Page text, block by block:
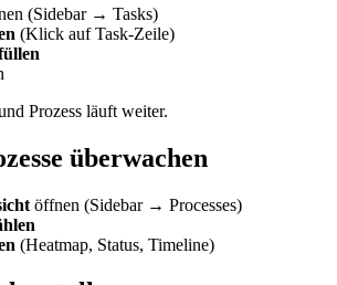
(Sidebar → Tasks)
(Klick auf Task-Zeile)
Prozess läuft weiter.
überwachen
öffnen (Sidebar → Processes)
(Heatmap, Status, Timeline)